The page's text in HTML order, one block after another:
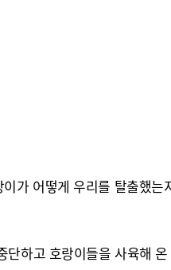
가 어떻게 우리를 탈출했는
하고 호랑이들을 사육해